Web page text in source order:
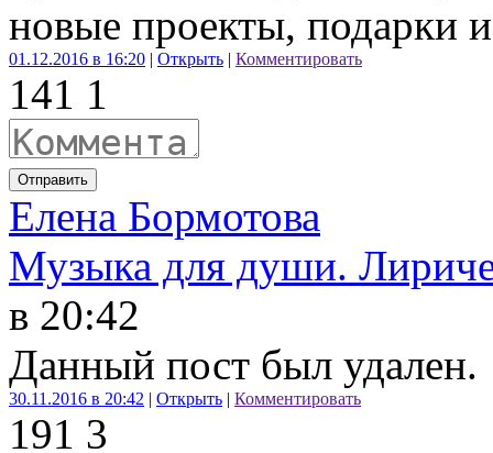
новые проекты, подарки
01.12.2016 в 16:20 | Открыть | Комментировать
141 1
Отправить
Елена Бормотова
Музыка для души.
в 20:42
Данный пост был удален.
30.11.2016 в 20:42 | Открыть | Комментировать
191 3